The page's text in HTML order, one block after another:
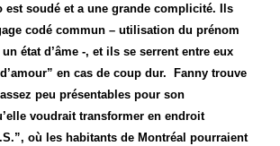
est soudé et a une grande complicité. Ils
codé commun – utilisation du prénom
état d’âme -, et ils se serrent entre eux
en cas de coup dur. Fanny trouve
peu présentables pour son
voudrait transformer en endroit
où les habitants de Montréal pourraient